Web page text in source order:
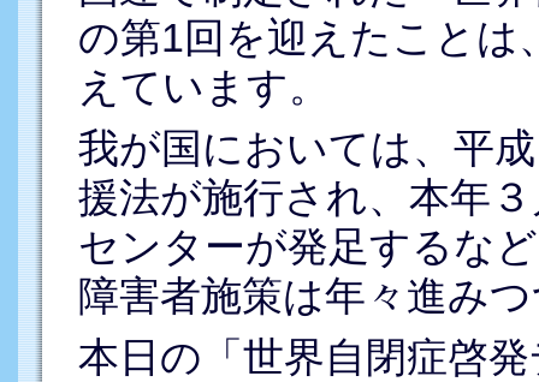
の第1回を迎えたことは
えています。
我が国においては、平
援法が施行され、本年
センターが発足するな
障害者施策は年々進み
本日の「世界自閉症啓